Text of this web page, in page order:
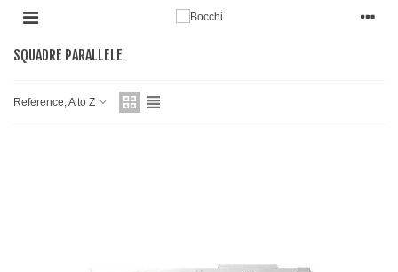
SQUADRE PARALLELE
Reference, A to Z